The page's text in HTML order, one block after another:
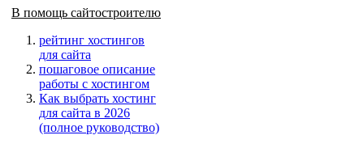
В помощь сайтостроителю
рейтинг хостингов
для сайта
пошаговое описание
работы с хостингом
Как выбрать хостинг
для сайта в 2026
(полное руководство)